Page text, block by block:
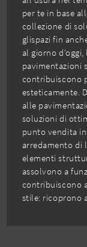
per te in base
collezione di
glispazi fin
al giorno
pavimentazioni
contribuiscono
esteticamente.
alle
soluzioni di
punto vendita
arredamento di
elementi
assolvono a
contribuiscono
stile: ricoprono